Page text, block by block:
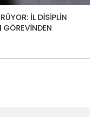
İL DİSİPLİN